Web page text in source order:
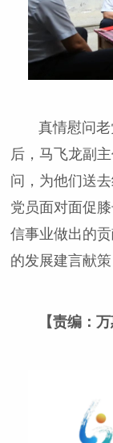
真情慰问老
后，马飞龙副
问，为他们送
党员面对面促
信事业做出的
的发展建言献策
【责编：万